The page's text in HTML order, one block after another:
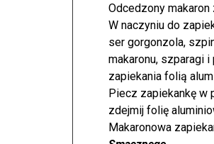
Odcedzony
W naczyniu do
ser gorgonzola,
makaronu, szparagi
zapiekania folią
Piecz zapiekankę w
zdejmij folię
Makaronowa